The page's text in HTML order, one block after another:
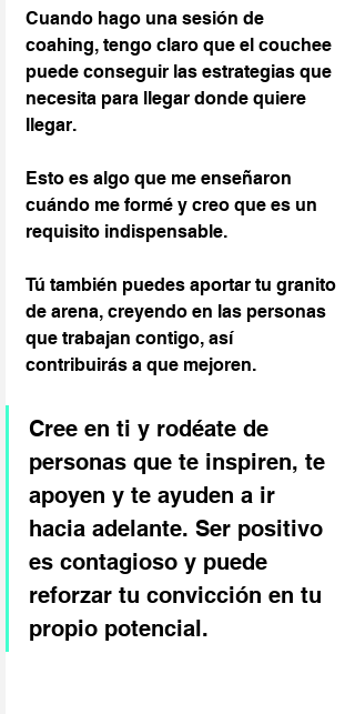
Cuando hago una sesión de
coahing, tengo claro que el couchee
puede conseguir las estrategias que
necesita para llegar donde quiere
llegar.
Esto es algo que me enseñaron
cuándo me formé y creo que es un
requisito indispensable.
Tú también puedes aportar tu granito
de arena, creyendo en las personas
que trabajan contigo, así
contribuirás a que mejoren.
Cree en ti y rodéate de
personas que te inspiren, te
apoyen y te ayuden a ir
hacia adelante. Ser positivo
es contagioso y puede
reforzar tu convicción en tu
propio potencial.